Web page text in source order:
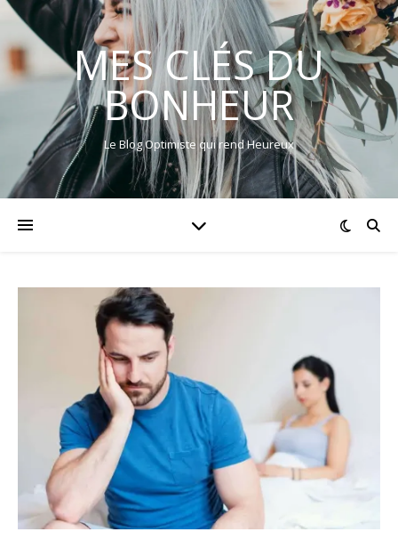
MES CLÉS DU
BONHEUR
Le Blog Optimiste qui rend Heureux